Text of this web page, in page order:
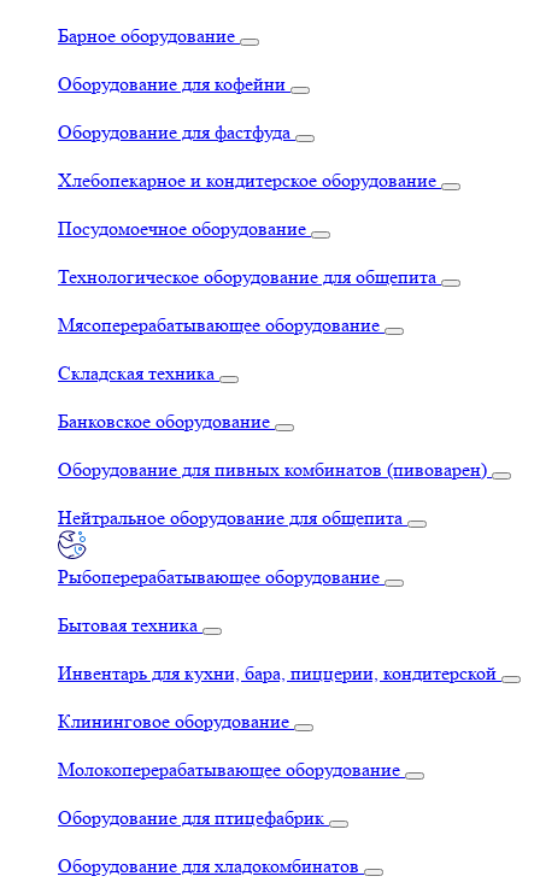
Барное оборудование
Оборудование для кофейни
Оборудование для фастфуда
Хлебопекарное и кондитерское оборудование
Посудомоечное оборудование
Технологическое оборудование для общепита
Мясоперерабатывающее оборудование
Складская техника
Банковское оборудование
Оборудование для пивных комбинатов (пивоварен)
Нейтральное оборудование для общепита
Рыбоперерабатывающее оборудование
Бытовая техника
Инвентарь для кухни, бара, пиццерии, кондитерской
Клининговое оборудование
Молокоперерабатывающее оборудование
Оборудование для птицефабрик
Оборудование для хладокомбинатов